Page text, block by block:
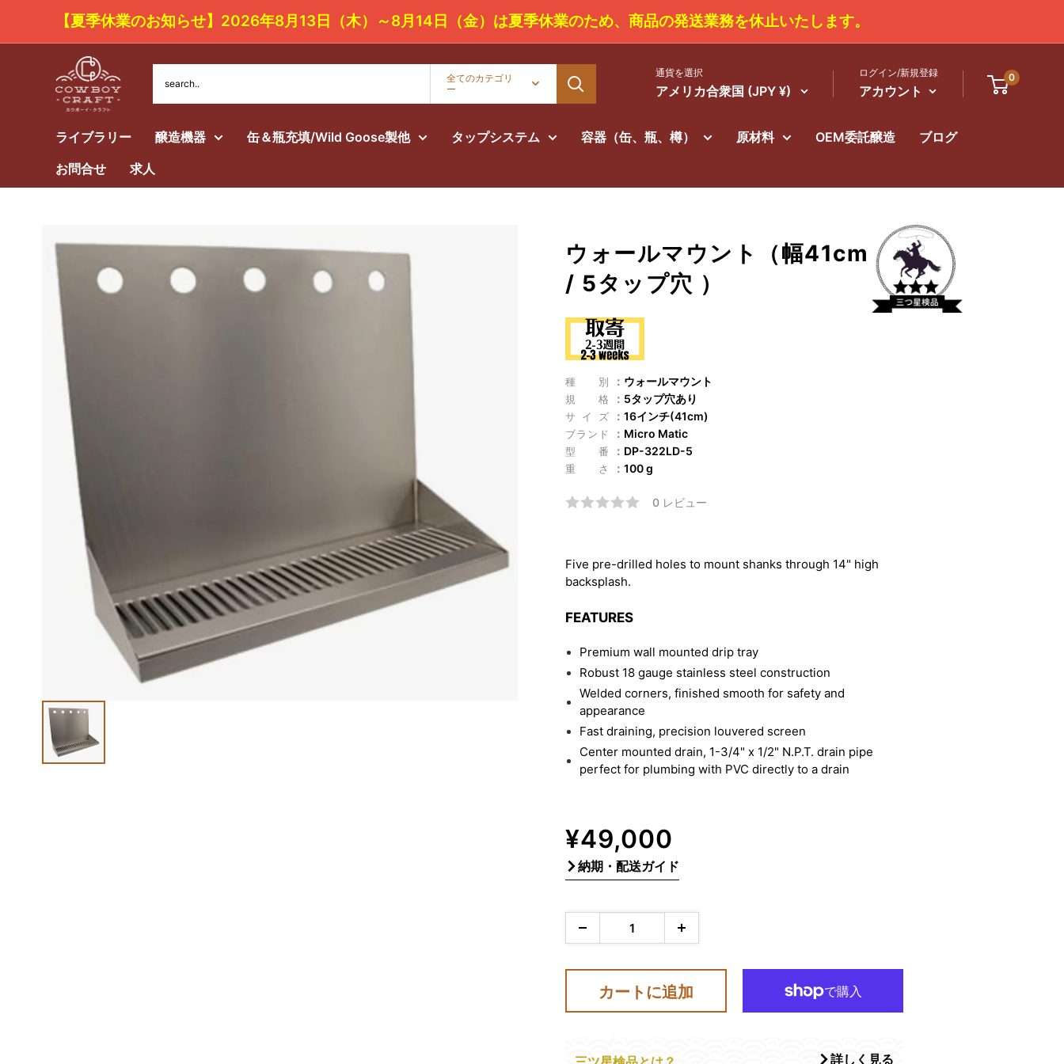
キ
【夏季休業のお知らせ】2026年8月13日（木）～8月14日（金）は夏季休業のため、商品の発送業務を休止いたします。
Cowboy
Craft
全てのカテゴリ
ー
通貨を選択
アメリカ合衆国 (JPY ¥)
ログイン/新規登録
アカウント
0
ライブラリー 醸造機器 缶＆瓶充填/Wild Goose製他 タップシステム 容器（缶、瓶、樽） 原材料 OEM委託醸造
ブログ
お問合せ
求人
ウォールマウント（幅41cm
/ 5タップ穴 ）
種別 ウォールマウント
規格 5タップ穴あり
サイズ 16インチ(41cm)
ブランド Micro Matic
型番 DP-322LD-5
重さ 100 g
0 レビュー
Five pre-drilled holes to mount shanks through 14" high
backsplash.
FEATURES
Premium wall mounted drip tray
Robust 18 gauge stainless steel construction
Welded corners, finished smooth for safety and
appearance
Fast draining, precision louvered screen
Center mounted drain, 1-3/4" x 1/2" N.P.T. drain pipe
perfect for plumbing with PVC directly to a drain
販
売
価
格
¥49,000
納期・配送ガイド
カートに追加
詳しく見る